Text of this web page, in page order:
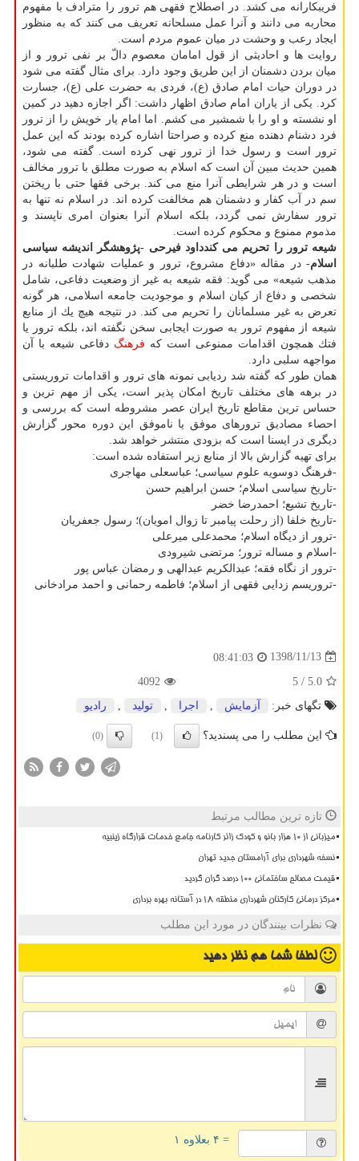
فریبكارانه می كشد. در اصطلاح فقهی هم ترور را مترادف با مفهوم
محاربه می دانند و آنرا عمل مسلحانه تعریف می كنند كه به منظور
ایجاد رعب و وحشت در میان عموم مردم است.
روایت ها و احادیثی از قول امامان معصوم دالّ بر نفی ترور و از
میان بردن دشمنان از این طریق وجود دارد. برای مثال گفته می شود
در دوران حیات امام صادق (ع)، فردی به حضرت علی (ع)، جسارت
كرد. یكی از یاران امام صادق اظهار داشت: اگر اجازه دهید در كمین
او نشسته و او را با شمشیر می كشم. اما امام یار خویش را از ترور
فرد دشنام دهنده منع كرده و صراحتا اشاره كرده بودند كه این عمل
ترور است و رسول خدا از ترور نهی كرده است. گفته می شود،
همین حدیث مبین آن است كه اسلام به صورت مطلق با ترور مخالف
است و در هر شرایطی آنرا منع می كند. برخی فقها حتی با ریختن
سم در آب كفار و دشمنان هم مخالفت كرده اند. در اسلام نه تنها به
ترور سفارش نمی گردد، بلكه اسلام آنرا بعنوان امری ناپسند و
مذموم ممنوع و محكوم كرده است.
شیعه ترور را تحریم می كندداود فیرحی -پژوهشگر اندیشه سیاسی
اسلام- در مقاله «دفاع مشروع، ترور و عملیات شهادت طلبانه در
مذهب شیعه» می گوید: فقه شیعه به غیر از وضعیت دفاعی، شامل
شخصی و دفاع از كیان اسلام و موجودیت جامعه اسلامی، هر گونه
تعرض به غیر مسلمانان را تحریم می كند. در نتیجه هیچ یك از منابع
شیعه از مفهوم ترور به صورت ایجابی سخن نگفته اند، بلكه ترور یا
فتك همچون اقدامات ممنوعی است كه فرهنگ دفاعی شیعه با آن
مواجهه سلبی دارد.
همان طور كه گفته شد ردیابی نمونه های ترور و اقدامات تروریستی
در برهه های مختلف تاریخ امكان پذیر است، یكی از مهم ترین و
حساس ترین مقاطع تاریخ ایران عصر مشروطه است كه بررسی و
احصاء مصادیق ترورهای موفق یا ناموفق این دوره محور گزارش
دیگری در ایسنا است كه بزودی منتشر خواهد شد.
برای تهیه گزارش بالا از منابع زیر استفاده شده است:
-فرهنگ دوسویه علوم سیاسی؛ عباسعلی مهاجری
-تاریخ سیاسی اسلام؛ حسن ابراهیم حسن
-تاریخ تشیع؛ احمدرضا خضر
-تاریخ خلفا (از رحلت پیامبر تا زوال امویان)؛ رسول جعفریان
-ترور از دیگاه اسلام؛ محمدعلی میرعلی
-اسلام و مساله ترور؛ مرتضی شیرودی
-ترور از نگاه فقه؛ عبدالكریم عبدالهی و رمضان عباس پور
-تروریسم زدایی فقهی از اسلام؛ فاطمه رحمانی و احمد مرادخانی
1398/11/13
08:41:03
5.0
/ 5
4092
تگهای خبر:
آزمایش اجرا تولید رادیو
این مطلب را می پسندید؟ (1)
(0)
تازه ترین مطالب مرتبط
میزبانی از ۱۰ هزار بانو و کودک زائر کارنامه جامع خدمات قرارگاه زینبیه
نسخه شهرداری برای آرامستان جدید تهران
قیمت مصالح ساختمانی ۱۰۰ درصد گران گردید
مرکز درمانی کارکنان شهرداری منطقه ۱۸ در آستانه بهره برداری
نظرات بینندگان در مورد این مطلب
لطفا شما همنظر دهید
= ۴ بعلاوه ۱